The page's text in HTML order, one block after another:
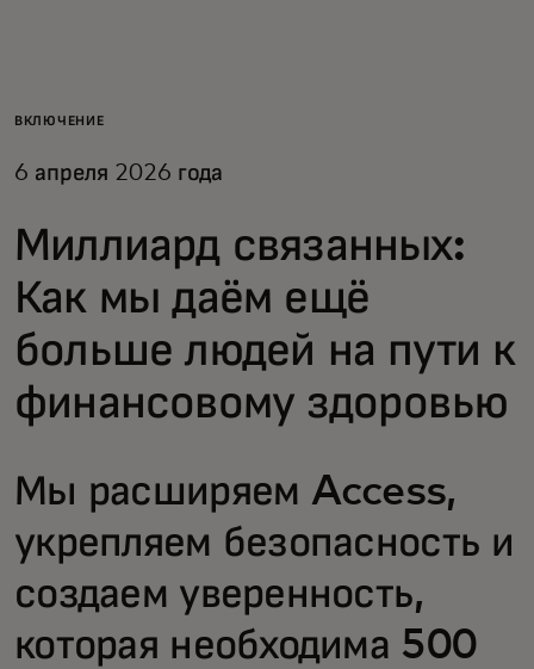
Для бизнеса
Для новаторов
Новости и тренды
ВКЛЮЧЕНИЕ
6 апреля 2026 года
Миллиард связанных:
Как мы даём ещё
больше людей на пути к
финансовому здоровью
Мы расширяем Access,
укрепляем безопасность и
создаем уверенность,
которая необходима 500